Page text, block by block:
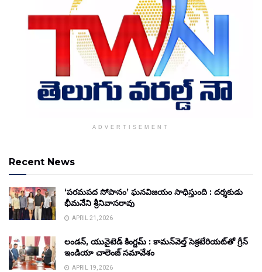
ADVERTISEMENT
Recent News
‘పరమపద సోపానం’ ఘనవిజయం సాధిస్తుంది : దర్శకుడు
భీమనేని శ్రీనివాసరావు
APRIL 21, 2026
లండన్, యునైటెడ్ కింగ్డమ్ : కామన్‌వెల్త్ సెక్రటేరియట్‌తో గ్రీన్
ఇండియా చాలెంజ్ సమావేశం
APRIL 19, 2026